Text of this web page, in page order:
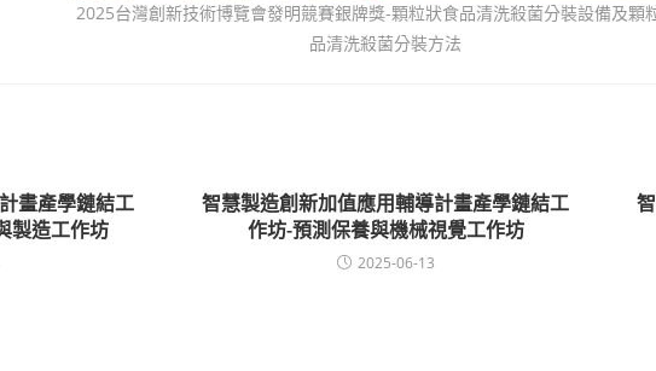
2025台灣創新技術博覽會發明競賽銀牌獎-顆粒狀食品清洗殺菌分裝設備及顆
品清洗殺菌分裝方法
畫產學鏈結工
製造工作坊
智慧製造創新加值應用輔導計畫產學鏈結工
作坊-預測保養與機械視覺工作坊
2025-06-13